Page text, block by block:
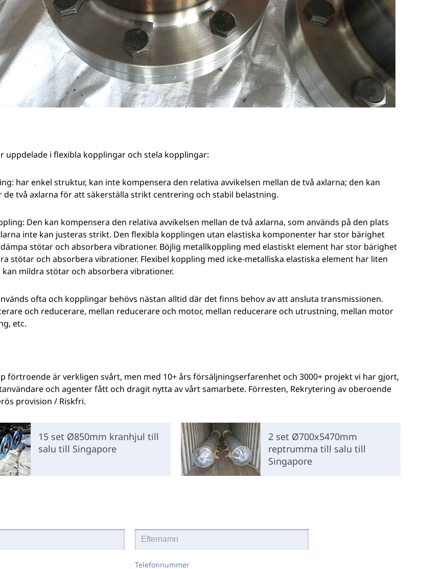
uppdelade i flexibla kopplingar och stela kopplingar:
har enkel struktur, kan inte kompensera den relativa avvikelsen mellan de två axlarna; den kan
de två axlarna för att säkerställa strikt centrering och stabil belastning.
Den kan kompensera den relativa avvikelsen mellan de två axlarna, som används på den plats
inte kan justeras strikt. Den flexibla kopplingen utan elastiska komponenter har stor bärighet
stötar och absorbera vibrationer. Böjlig metallkoppling med elastiskt element har stor bärighet
stötar och absorbera vibrationer. Flexibel koppling med icke-metalliska elastiska element har liten
mildra stötar och absorbera vibrationer.
ofta och kopplingar behövs nästan alltid där det finns behov av att ansluta transmissionen.
och reducerare, mellan reducerare och motor, mellan reducerare och utrustning, mellan motor
etc.
förtroende är verkligen svårt, men med 10+ års försäljningserfarenhet och 3000+ projekt vi har gjort,
och agenter fått och dragit nytta av vårt samarbete. Förresten, Rekrytering av oberoende
provision / Riskfri.
15 set Ø850mm kranhjul till
salu till Singapore
2 set Ø700x5470mm
reptrumma till salu till
Singapore
Telefonnummer